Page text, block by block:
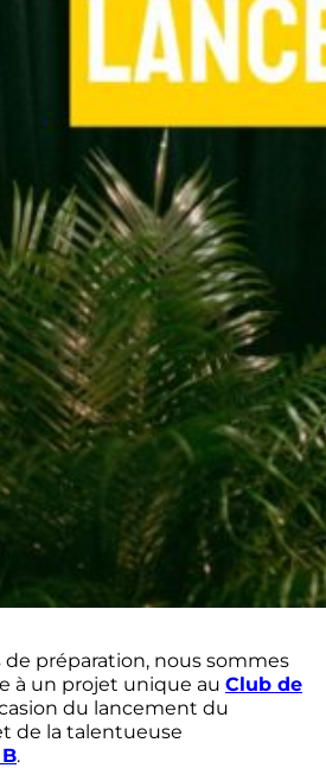
préparation, nous sommes
à un projet unique au Club de
du lancement du
de la talentueuse
.